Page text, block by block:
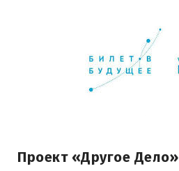
Проект «Другое Дело»